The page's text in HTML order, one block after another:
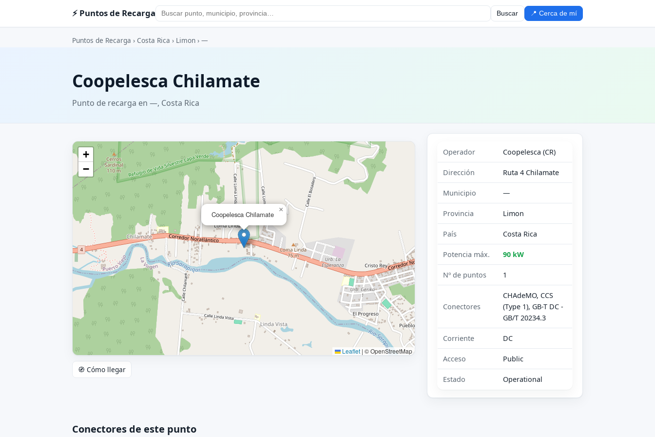
⚡ Puntos de Recarga Buscar 📍 Cerca de mí
Puntos de Recarga › Costa Rica › Limon › —
Coopelesca Chilamate
Punto de recarga en —, Costa Rica
Coopelesca Chilamate
×
+
−
Leaflet | © OpenStreetMap
🧭 Cómo llegar
Operador Coopelesca (CR)
Dirección Ruta 4 Chilamate
Municipio —
Provincia Limon
País Costa Rica
Potencia máx. 90 kW
Nº de puntos 1
Conectores
CHAdeMO, CCS
(Type 1), GB-T DC -
GB/T 20234.3
Corriente DC
Acceso Public
Estado Operational
Conectores de este punto